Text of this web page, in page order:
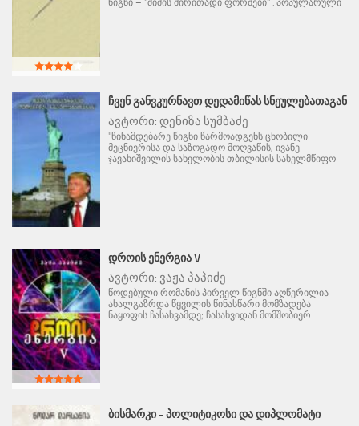
ᲩᲕᲔᲜ ᲒᲐᲜᲕᲙᲣᲠᲜᲐᲕᲗ ᲓᲔᲓᲐᲛᲘᲬᲐᲡ ᲡᲜᲔᲣᲚᲔᲑᲐᲗᲐᲒᲐᲜ
ავტორი: დენიზა სუმბაძე
"წინამდებარე წიგნი წარმოადგენს ცნობილი
მეცნიერისა და საზოგადო მოღვაწის, ივანე
ჯავახიშვილის სახელობის თბილისის სახელმწიფო
ᲓᲠᲝᲘᲡ ᲔᲜᲔᲠᲒᲘᲐ V
ავტორი: ვაჟა პაპიძე
წოდებული რომანის პირველ წიგნში აღწერილია
ახალგაზრდა წყვილის წინასწარი მომზადება
ნაყოფის ჩასახვამდე; ჩასახვიდან მომშობიერ
ᲑᲘᲡᲛᲐᲠᲙᲘ - ᲞᲝᲚᲘᲢᲘᲙᲝᲡᲘ ᲓᲐ ᲓᲘᲞᲚᲝᲛᲐᲢᲘ